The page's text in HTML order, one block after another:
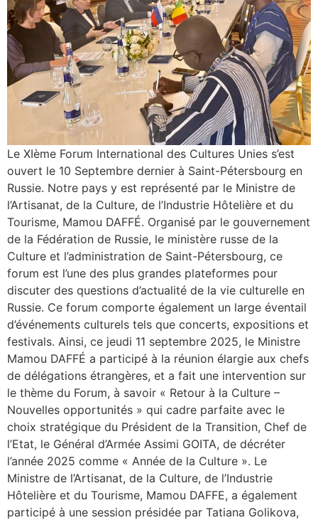
Le XIème Forum International des Cultures Unies s’est
ouvert le 10 Septembre dernier à Saint-Pétersbourg en
Russie. Notre pays y est représenté par le Ministre de
l’Artisanat, de la Culture, de l’Industrie Hôtelière et du
Tourisme, Mamou DAFFÉ. Organisé par le gouvernement
de la Fédération de Russie, le ministère russe de la
Culture et l’administration de Saint-Pétersbourg, ce
forum est l’une des plus grandes plateformes pour
discuter des questions d’actualité de la vie culturelle en
Russie. Ce forum comporte également un large éventail
d’événements culturels tels que concerts, expositions et
festivals. Ainsi, ce jeudi 11 septembre 2025, le Ministre
Mamou DAFFÉ a participé à la réunion élargie aux chefs
de délégations étrangères, et a fait une intervention sur
le thème du Forum, à savoir « Retour à la Culture –
Nouvelles opportunités » qui cadre parfaite avec le
choix stratégique du Président de la Transition, Chef de
l’Etat, le Général d’Armée Assimi GOITA, de décréter
l’année 2025 comme « Année de la Culture ». Le
Ministre de l’Artisanat, de la Culture, de l’Industrie
Hôtelière et du Tourisme, Mamou DAFFE, a également
participé à une session présidée par Tatiana Golikova,